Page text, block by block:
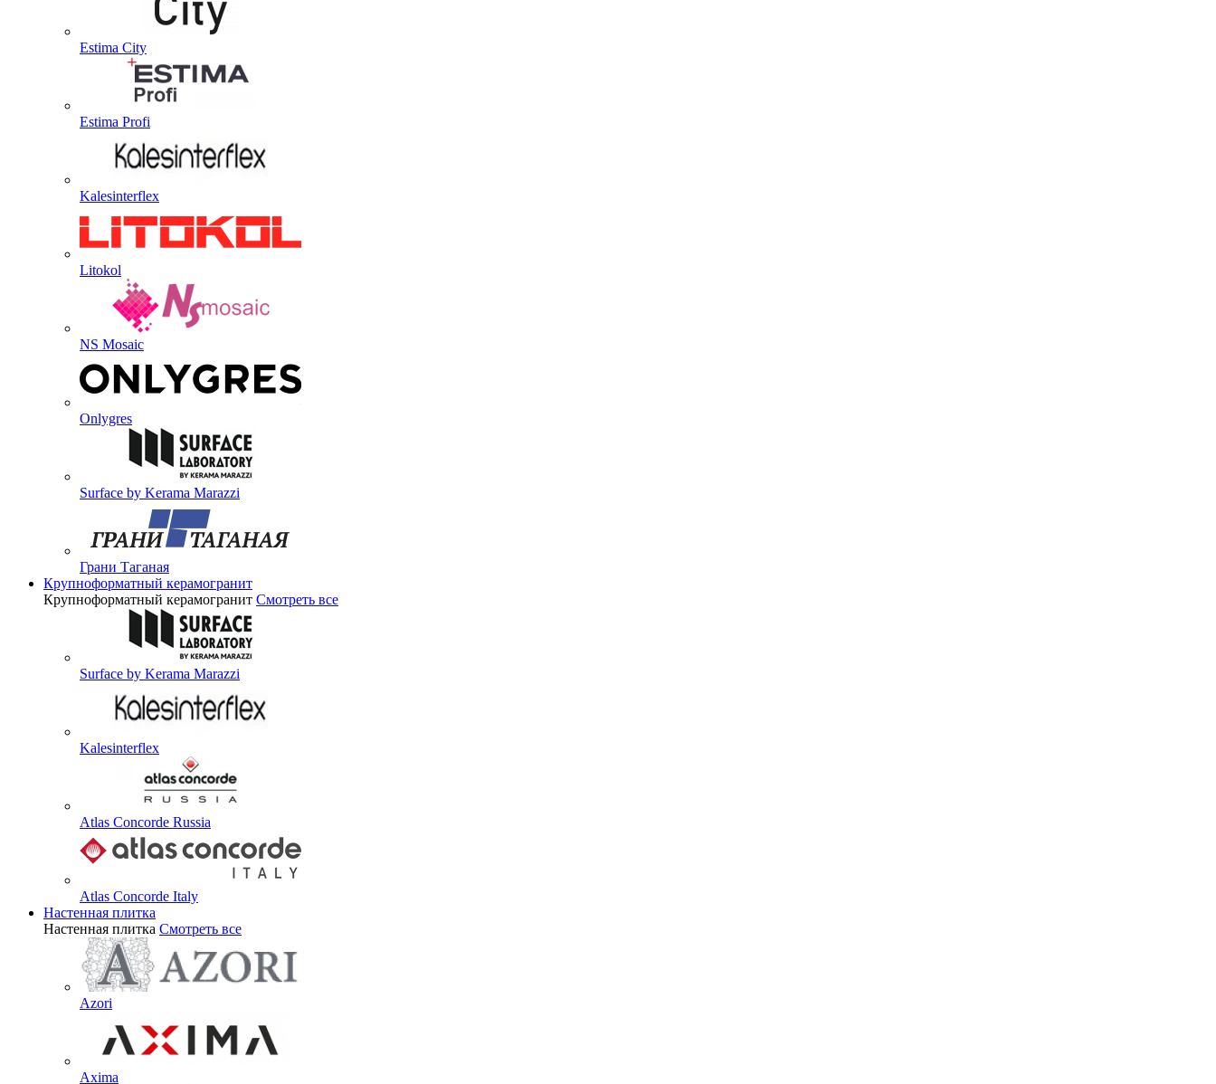
Estima City
Estima Profi
Kalesinterflex
Litokol
NS Mosaic
Onlygres
Surface by Kerama Marazzi
Грани Таганая
Крупноформатный керамогранит
Крупноформатный керамогранит Смотреть все
Surface by Kerama Marazzi
Kalesinterflex
Atlas Concorde Russia
Atlas Concorde Italy
Настенная плитка
Настенная плитка Смотреть все
Azori
Axima